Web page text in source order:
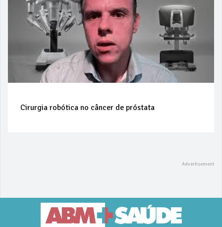
Cirurgia robótica no câncer de próstata